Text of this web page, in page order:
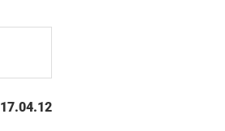
17.04.12